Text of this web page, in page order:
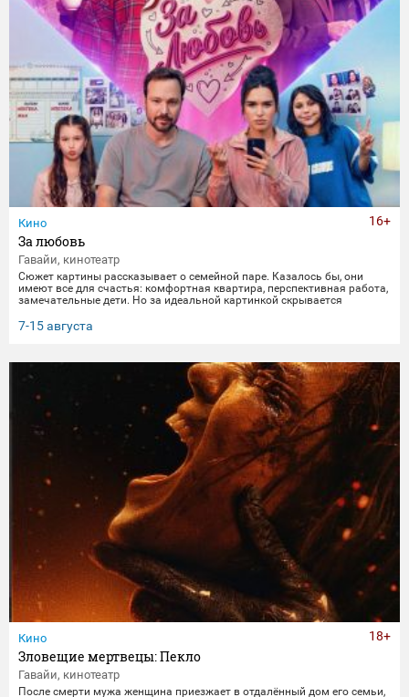
Кино
За любовь
Гавайи, кинотеатр
Сюжет картины рассказывает о семейной паре. Казалось бы, они
имеют все для счастья: комфортная квартира, перспективная работа,
замечательные дети. Но за идеальной картинкой скрывается
жизнью, убегая от рутины и последствий быта. Однажды пара
получает бутылку с волшебным напитком. Теперь их жизнь — это
7-15 августа
16+
Кино
Зловещие мертвецы: Пекло
Гавайи, кинотеатр
После смерти мужа женщина приезжает в отдалённый дом его семьи,
18+